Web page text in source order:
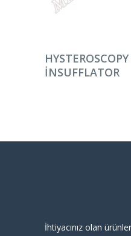
DEVAMINI OKU
INSUFFLATOR
İhtiyacınız olan